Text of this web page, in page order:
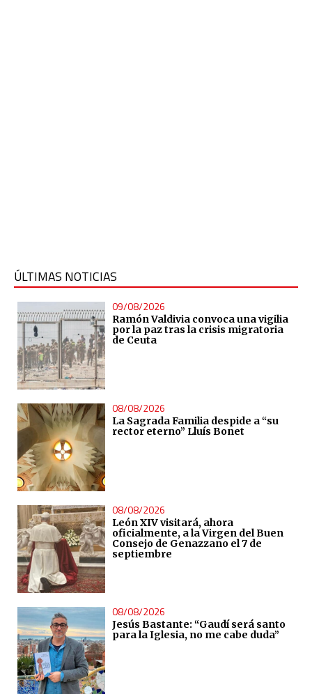
ÚLTIMAS NOTICIAS
09/08/2026
Ramón Valdivia convoca una vigilia
por la paz tras la crisis migratoria
de Ceuta
08/08/2026
La Sagrada Familia despide a “su
rector eterno” Lluís Bonet
08/08/2026
León XIV visitará, ahora
oficialmente, a la Virgen del Buen
Consejo de Genazzano el 7 de
septiembre
08/08/2026
Jesús Bastante: “Gaudí será santo
para la Iglesia, no me cabe duda”